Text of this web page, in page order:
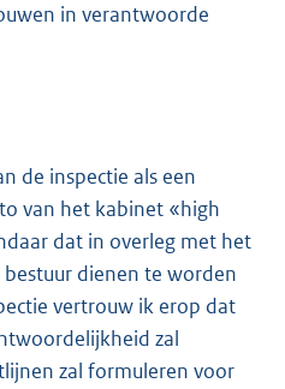
in verantwoorde
de inspectie als een
van het kabinet «high
dat in overleg met het
dienen te worden
vertrouw ik erop dat
zal
zal formuleren voor